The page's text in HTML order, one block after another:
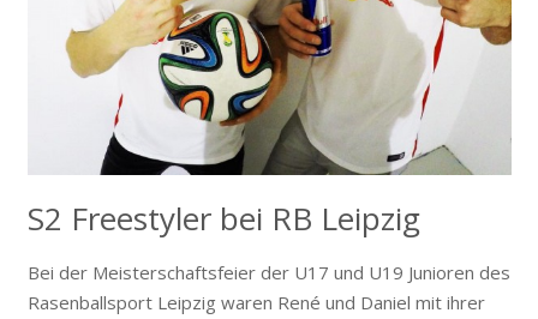
S2 Freestyler bei RB Leipzig
Bei der Meisterschaftsfeier der U17 und U19 Junioren des
Rasenballsport Leipzig waren René und Daniel mit ihrer